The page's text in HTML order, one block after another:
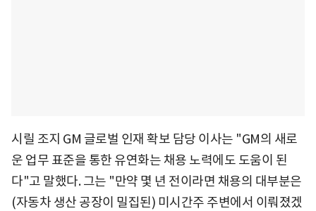
시릴 조지 GM 글로벌 인재 확보 담당 이사는 "GM의 새로
운 업무 표준을 통한 유연화는 채용 노력에도 도움이 된
다"고 말했다. 그는 "만약 몇 년 전이라면 채용의 대부분은
(자동차 생산 공장이 밀집된) 미시간주 주변에서 이뤄졌겠